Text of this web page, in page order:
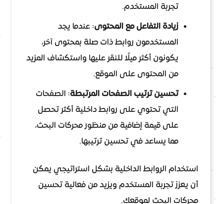
تجربة المستخدم.
زيادة التفاعل مع المحتوى: عندما يجد
المستخدمون روابط ذات صلة بمحتوى آخر،
يكونون أكثر ميلًا للنقر عليها واستكشاف المزيد
من المحتوى على الموقع.
تحسين ترتيب الصفحات المرتبطة: الصفحات
التي تحتوي على روابط داخلية أكثر تحصل
على قيمة إضافية من منظور محركات البحث،
مما يساعد في تحسين ترتيبها.
استخدام الروابط الداخلية بشكل استراتيجي يمكن
أن يعزز تجربة المستخدم ويزيد من فعالية تحسين
محركات البحث لموقعك.